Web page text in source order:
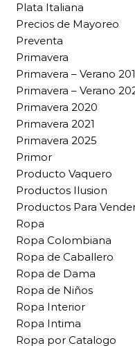
Plata Italiana
Precios de Mayoreo
Preventa
Primavera
Primavera – Verano
Primavera – Verano
Primavera 2020
Primavera 2021
Primavera 2025
Primor
Producto Vaquero
Productos Ilusion
Productos Para
Ropa
Ropa Colombiana
Ropa de Caballero
Ropa de Dama
Ropa de Niños
Ropa Interior
Ropa Intima
Ropa por Catalogo